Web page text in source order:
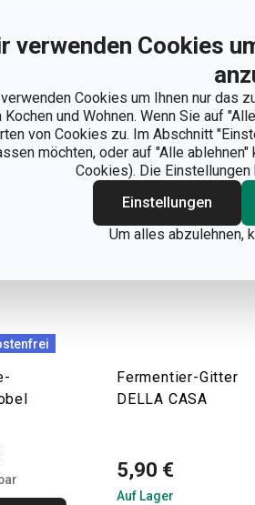
verwenden Cookies
Cookies um Ihnen nur das
Kochen und Wohnen. Wenn Sie auf
von Cookies zu. Im Abschnitt
möchten, oder auf "Alle
Cookies). Die
Einstellungen
Um alles abzulehnen,
Fermentier-Gitter
DELLA CASA
5,90 €
Auf Lager